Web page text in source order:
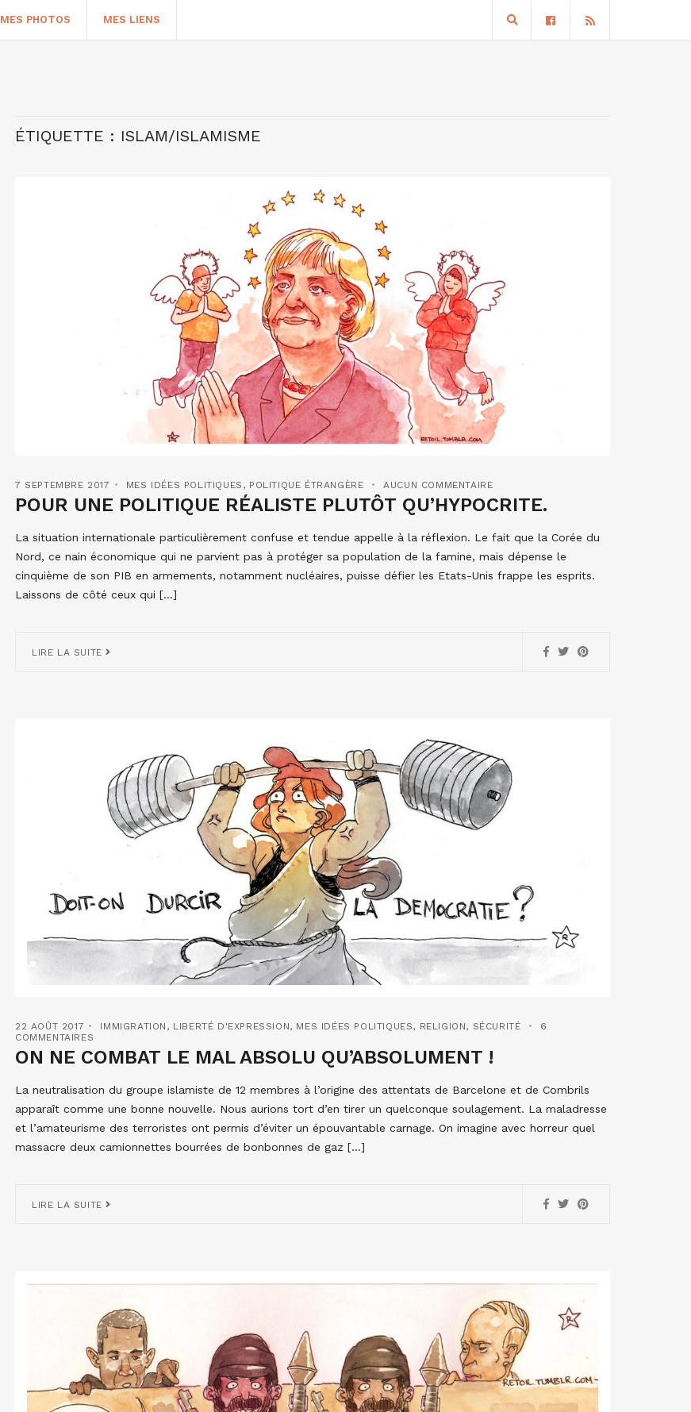
MES PHOTOS MES LIENS
ÉTIQUETTE : ISLAM/ISLAMISME
7 SEPTEMBRE 2017 MES IDÉES POLITIQUES , POLITIQUE ÉTRANGÈRE AUCUN COMMENTAIRE
POUR UNE POLITIQUE RÉALISTE PLUTÔT QU’HYPOCRITE.
La situation internationale particulièrement confuse et tendue appelle à la réflexion. Le fait que la Corée du
Nord, ce nain économique qui ne parvient pas à protéger sa population de la famine, mais dépense le
cinquième de son PIB en armements, notamment nucléaires, puisse défier les Etats-Unis frappe les esprits.
Laissons de côté ceux qui […]
LIRE LA SUITE
22 AOÛT 2017 IMMIGRATION , LIBERTÉ D'EXPRESSION, MES IDÉES POLITIQUES, RELIGION, SÉCURITÉ
6
COMMENTAIRES
ON NE COMBAT LE MAL ABSOLU QU’ABSOLUMENT !
La neutralisation du groupe islamiste de 12 membres à l’origine des attentats de Barcelone et de Combrils
apparaît comme une bonne nouvelle. Nous aurions tort d’en tirer un quelconque soulagement. La maladresse
et l’amateurisme des terroristes ont permis d’éviter un épouvantable carnage. On imagine avec horreur quel
massacre deux camionnettes bourrées de bonbonnes de gaz […]
LIRE LA SUITE